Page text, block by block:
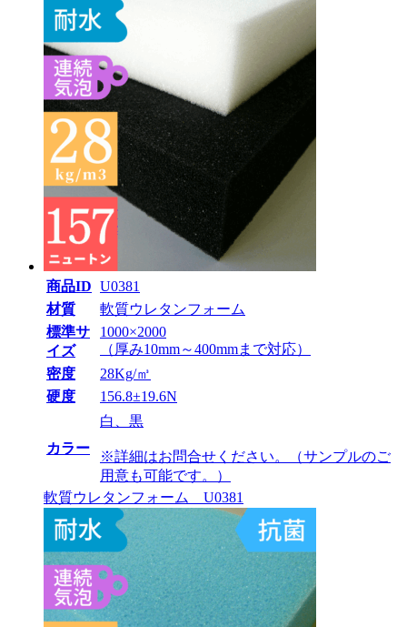
商品ID U0381
材質
軟質ウレタンフォーム
標準サ
イズ
1000×2000
（厚み10mm～400mmまで対応）
密度
28Kg/㎥
硬度
156.8±19.6N
カラー
白、黒
※詳細はお問合せください。（サンプルのご
用意も可能です。）
軟質ウレタンフォーム U0381